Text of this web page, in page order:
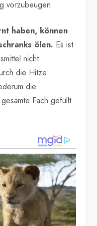
vorzubeugen.
haben, können
ölen. Es ist
nicht
die Hitze
die
Fach gefüllt